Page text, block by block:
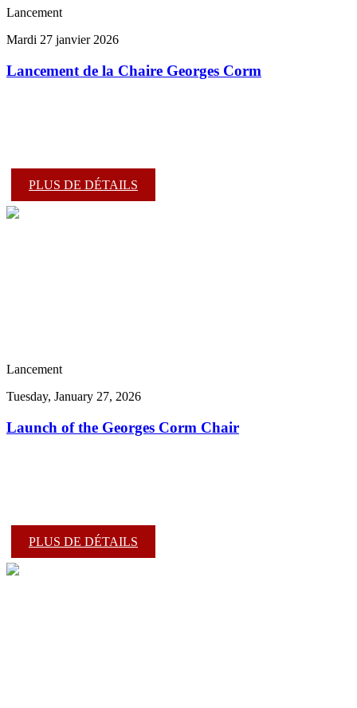
Lancement
Mardi 27 janvier 2026
Lancement de la Chaire Georges Corm
PLUS DE DÉTAILS
Lancement
Tuesday, January 27, 2026
Launch of the Georges Corm Chair
PLUS DE DÉTAILS